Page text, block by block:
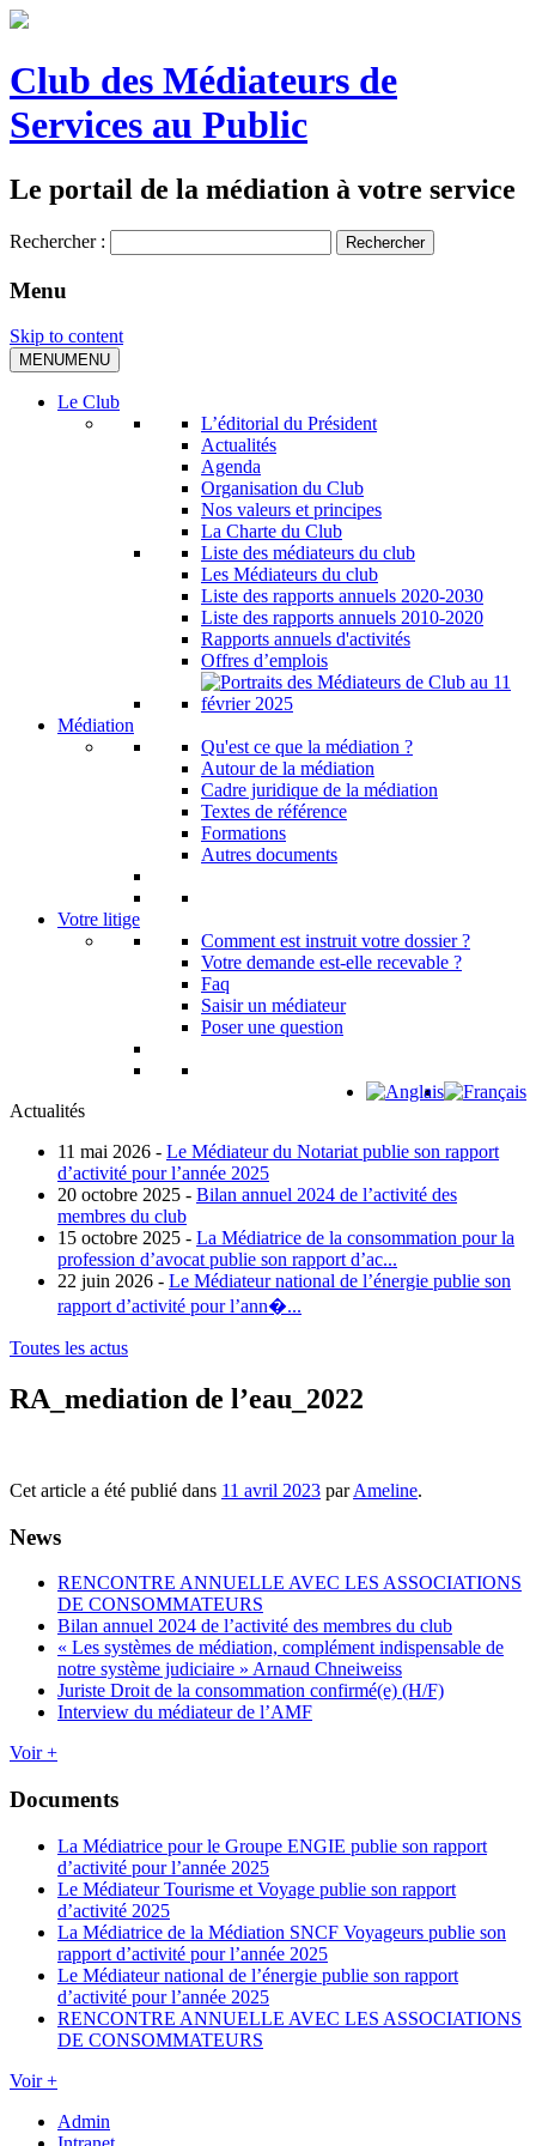
Club des Médiateurs de
Services au Public
Le portail de la médiation à votre service
Rechercher :
Menu
Skip to content
MENUMENU
Le Club
L’éditorial du Président
Actualités
Agenda
Organisation du Club
Nos valeurs et principes
La Charte du Club
Liste des médiateurs du club
Les Médiateurs du club
Liste des rapports annuels 2020-2030
Liste des rapports annuels 2010-2020
Rapports annuels d'activités
Offres d’emplois
Médiation
Qu'est ce que la médiation ?
Autour de la médiation
Cadre juridique de la médiation
Textes de référence
Formations
Autres documents
Votre litige
Comment est instruit votre dossier ?
Votre demande est-elle recevable ?
Faq
Saisir un médiateur
Poser une question
Actualités
11 mai 2026 - Le Médiateur du Notariat publie son rapport
d’activité pour l’année 2025
20 octobre 2025 - Bilan annuel 2024 de l’activité des
membres du club
15 octobre 2025 - La Médiatrice de la consommation pour la
profession d’avocat publie son rapport d’ac...
22 juin 2026 - Le Médiateur national de l’énergie publie son
rapport d’activité pour l’ann�...
Toutes les actus
RA_mediation de l’eau_2022
Cet article a été publié dans 11 avril 2023 parAmeline.
News
RENCONTRE ANNUELLE AVEC LES ASSOCIATIONS
DE CONSOMMATEURS
Bilan annuel 2024 de l’activité des membres du club
« Les systèmes de médiation, complément indispensable de
notre système judiciaire » Arnaud Chneiweiss
Juriste Droit de la consommation confirmé(e) (H/F)
Interview du médiateur de l’AMF
Voir +
Documents
La Médiatrice pour le Groupe ENGIE publie son rapport
d’activité pour l’année 2025
Le Médiateur Tourisme et Voyage publie son rapport
d’activité 2025
La Médiatrice de la Médiation SNCF Voyageurs publie son
rapport d’activité pour l’année 2025
Le Médiateur national de l’énergie publie son rapport
d’activité pour l’année 2025
RENCONTRE ANNUELLE AVEC LES ASSOCIATIONS
DE CONSOMMATEURS
Voir +
Admin